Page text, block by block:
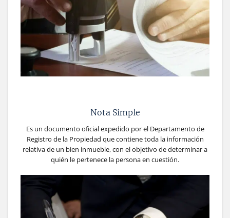
Nota Simple
Es un documento oficial expedido por el Departamento de
Registro de la Propiedad que contiene toda la información
relativa de un bien inmueble, con el objetivo de determinar a
quién le pertenece la persona en cuestión.